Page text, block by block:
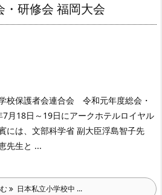
研修会 福岡大会
校保護者会連合会 令和元年度総会・
月18日～19日にアークホテルロイヤル
には、文部科学省 副大臣浮島智子先
先生と ...
日本私立小学校中 ...